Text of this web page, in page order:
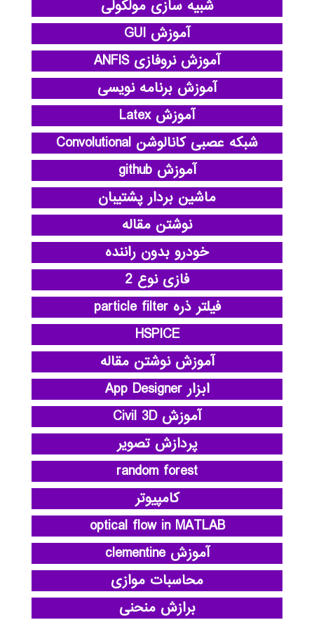
شبیه سازی مولکولی
آموزش GUI
آموزش نروفازی ANFIS
آموزش برنامه نویسی
آموزش Latex
شبکه عصبی کانالوشن Convolutional
آموزش github
ماشین بردار پشتیبان
نوشتن مقاله
خودرو بدون راننده
فازی نوع 2
فیلتر ذره particle filter
HSPICE
آموزش نوشتن مقاله
ابزار App Designer
آموزش Civil 3D
پردازش تصویر
random forest
کامپیوتر
optical flow in MATLAB
آموزش clementine
محاسبات موازی
برازش منحنی